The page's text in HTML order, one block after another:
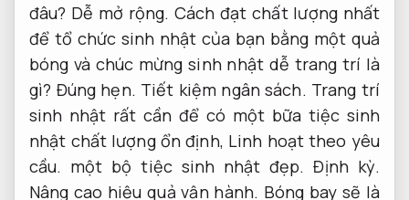
đâu? Dễ mở rộng. Cách đạt chất lượng nhất
để tổ chức sinh nhật của bạn bằng một quả
bóng và chúc mừng sinh nhật dễ trang trí là
gì? Đúng hẹn. Tiết kiệm ngân sách. Trang trí
sinh nhật rất cần để có một bữa tiệc sinh
nhật chất lượng ổn định, Linh hoạt theo yêu
cầu. một bộ tiệc sinh nhật đẹp.Định kỳ.
Nâng cao hiệu quả vận hành. Bóng bay sẽ là